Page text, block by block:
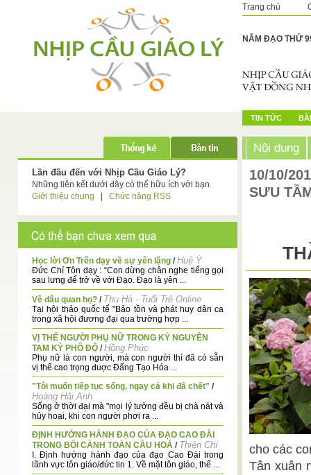
Trang chủ
NĂM ĐẠO THỨ
TIN TỨC
Lần đầu đến với Nhịp Cầu Giáo Lý?
Những liên kết dưới đây có thể hữu ích với bạn.
Giới thiệu chung
Chức năng RSS
Học lời Ơn Trên dạy về sự yên lặng /Huệ Ý
Đức Chí Tôn dạy : “Con dừng chân nghe tiếng gọi
sau lưng để trở về với Đạo. Đạo là yên ...
Về đâu quan họ? / Thu Hà - Tuổi Trẻ Online
Tại hội thảo quốc tế "Bảo tồn và phát huy dân ca
trong xã hội đương đại qua trường hợp ...
VỊ THẾ NGƯỜI PHỤ NỮ TRONG KỶ NGUYÊN
TAM KỲ PHỔ ĐỘ /Hồng Phúc
Phụ nữ là con người, mà con người thì đã có sẵn
vị thế cao trọng đuợc Đấng Tạo Hóa ...
"Tôi muốn tiếp tục sống, ngay cả khi đã chết" /
Hoàng Hải Anh
Sống ở thời đại mà "mọi lý tưởng đều bị chà nát và
hủy hoại, khi con người phơi ra ...
ĐỊNH HƯỚNG HÀNH ĐẠO CỦA ĐẠO CAO ĐÀI
TRONG BỐI CẢNH TOÀN CẦU HOÁ / Thiện Chí
I. Định hướng hành đạo của đạo Cao Đài trong
lãnh vực tôn giáo/đức tin 1. Về mặt tôn giáo, thế ...
Nội dung
10/10/
SƯU
cho các
Tân xuân